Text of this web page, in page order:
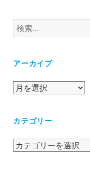
検
索:
アーカイブ
ア
イ
カテゴリー
カ